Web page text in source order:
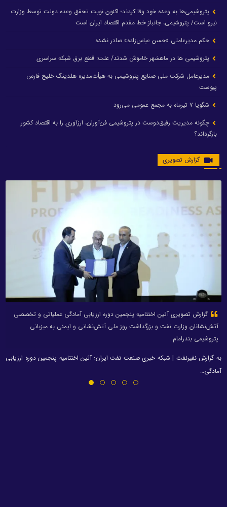
پتروشیمی‌ها به وعده خود وفا کردند؛ اکنون نوبت تحقق وعده دولت توسط وزارت
نیرو است/ پتروشیمی، جانباز خط مقدم اقتصاد ایران است
حکم مدیرعاملی «حسن عباس‌زاده» صادر نشده
پتروشیمی ها در ماهشهر خاموش شدند/ علت: قطع برق شبکه سراسری
مدیرعامل شرکت ملی صنایع پتروشیمی به هیأت‌مدیره هلدینگ خلیج فارس
پیوست
شگویا ۷ تیرماه به مجمع عمومی می‌رود
چگونه مدیریت رفیق‌دوست در پتروشیمی فن‌آوران، ارزآوری را به اقتصاد کشور
بازگرداند؟
گزارش تصویری
گزارش تصویری آئین اختتامیه پنجمین دوره ارزیابی آمادگی عملیاتی و تخصصی
آتش‌نشانان وزارت نفت و بزرگداشت روز ملی آتش‌نشانی و ایمنی به میزبانی
پتروشیمی بندرامام
به گزارش نفیرنفت | شبکه خبری صنعت نفت ایران؛ آئین اختتامیه پنجمین دوره ارزیابی
آمادگی…